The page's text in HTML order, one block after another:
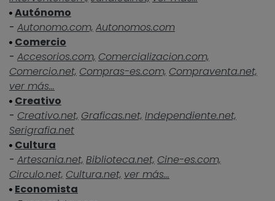
Autónomo
- Autonomo.com, Autonomos.com
Comercio
- Accesorios.com, Comercializacion.com,
Comercio.net, Compras-es.com, Compraventa.net,
ver más...
Creativo
- Creativo.net, Graficas.net, Independiente.net,
Serigrafia.net
Cultura
- Artesania.net, Biblioteca.net, Cine-es.com,
Circulo.net, Cultura.net, ver más...
Economista